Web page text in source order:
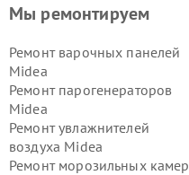
Мы ремонтируем
Ремонт варочных панелей
Midea
Ремонт парогенераторов
Midea
Ремонт увлажнителей
воздуха Midea
Ремонт морозильных камер